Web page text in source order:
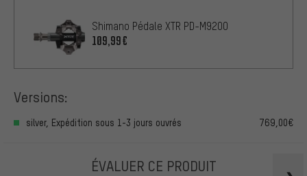
Shimano Pédale XTR PD-M9200
109,99€
Versions:
silver, Expédition sous 1-3 jours ouvrés 769,00€
ÉVALUER CE PRODUIT